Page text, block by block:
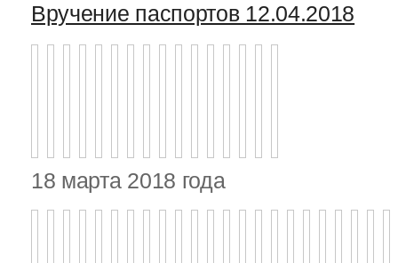
Вручение паспортов 12.04.2018
18 марта 2018 года